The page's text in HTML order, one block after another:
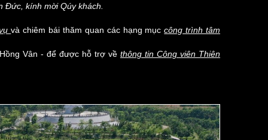
Đức, kính mời Qúy khách.
và chiêm bái thăm quan các hạng mụccông trình tâm
Vân - để được hỗ trợ về thông tin Công viên Thiên